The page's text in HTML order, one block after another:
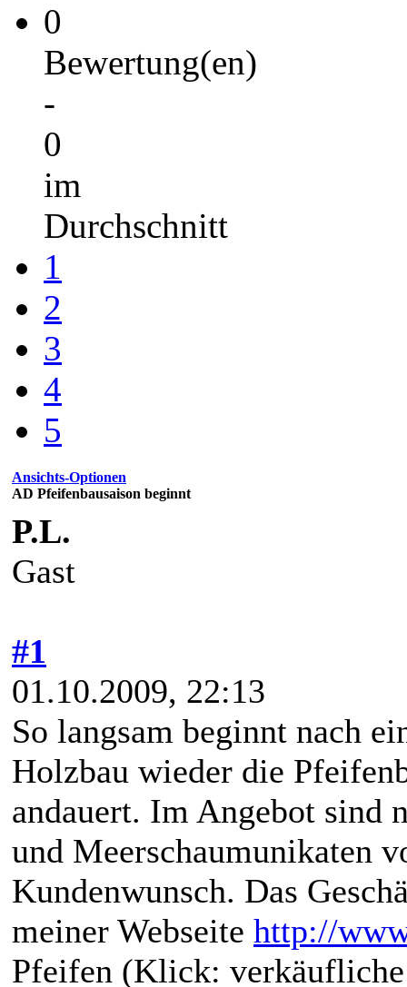
0
Bewertung(en)
-
0
im
Durchschnitt
1
2
3
4
5
Ansichts-Optionen
AD Pfeifenbausaison beginnt
P.L.
Gast
#1
01.10.2009, 22:13
So langsam beginnt nach
Holzbau wieder die
andauert. Im Angebot sind
und Meerschaumunikaten
Kundenwunsch. Das
meiner Webseite http://
Pfeifen (Klick: